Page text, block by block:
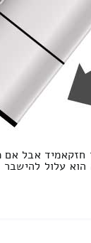
אבל אם
הוא עלול